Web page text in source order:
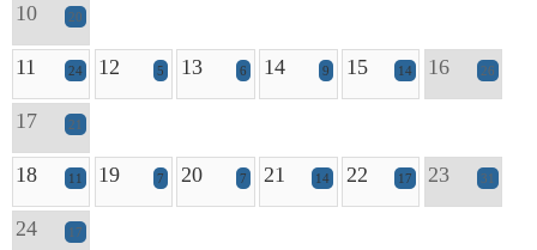
10 20
11 24 12 5 13 6 14 9 15 14 16 26
17 21
18 11 19 7 20 7 21 14 22 17 23 31
24 17